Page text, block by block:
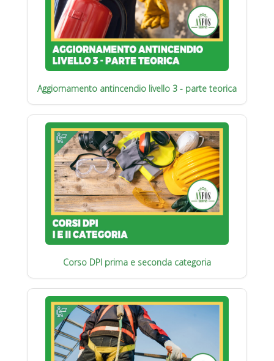
Aggiornamento antincendio livello 3 - parte teorica
Corso DPI prima e seconda categoria